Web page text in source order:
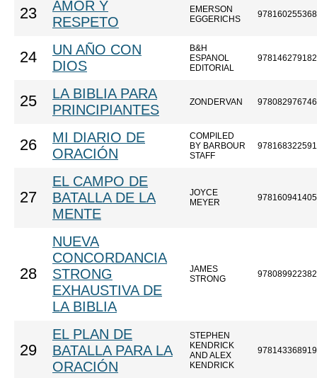
23
AMOR Y
RESPETO
EMERSON
EGGERICHS
24
UN AÑO CON
DIOS
B&H
ESPANOL
EDITORIAL
25
LA BIBLIA PARA
PRINCIPIANTES
ZONDERVAN
26
MI DIARIO DE
ORACIÓN
COMPILED
BY BARBOUR
STAFF
27
EL CAMPO DE
BATALLA DE LA
MENTE
JOYCE
MEYER
28
NUEVA
CONCORDANCIA
STRONG
EXHAUSTIVA DE
LA BIBLIA
JAMES
STRONG
29
EL PLAN DE
BATALLA PARA LA
ORACIÓN
STEPHEN
KENDRICK
AND ALEX
KENDRICK